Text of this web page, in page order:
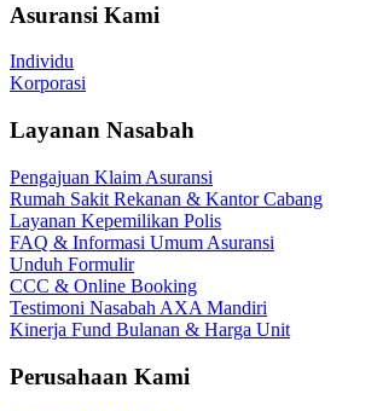
Asuransi Kami
Individu
Korporasi
Layanan Nasabah
Pengajuan Klaim Asuransi
Rumah Sakit Rekanan & Kantor Cabang
Layanan Kepemilikan Polis
FAQ & Informasi Umum Asuransi
Unduh Formulir
CCC & Online Booking
Testimoni Nasabah AXA Mandiri
Kinerja Fund Bulanan & Harga Unit
Perusahaan Kami